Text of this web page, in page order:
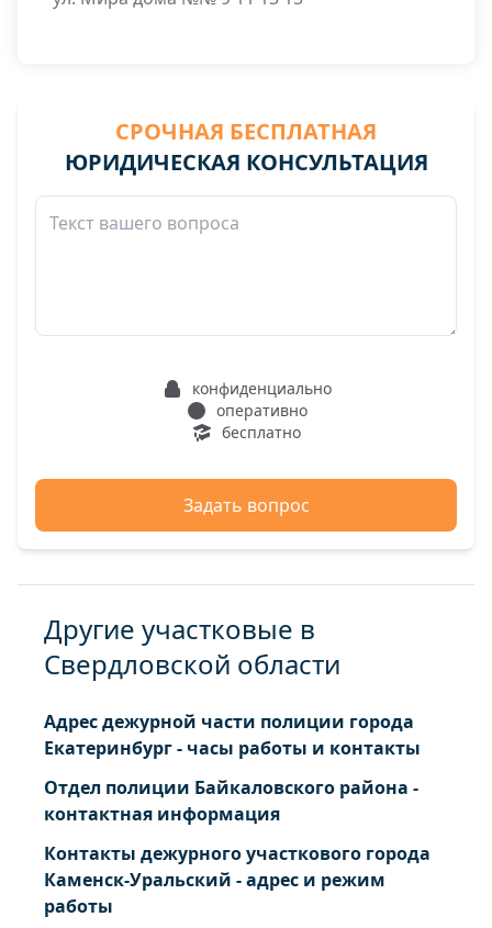
СРОЧНАЯ БЕСПЛАТНАЯ
ЮРИДИЧЕСКАЯ КОНСУЛЬТАЦИЯ
конфиденциально
оперативно
бесплатно
Задать вопрос
Другие участковые в
Свердловской области
Адрес дежурной части полиции города
Екатеринбург - часы работы и контакты
Отдел полиции Байкаловского района -
контактная информация
Контакты дежурного участкового города
Каменск-Уральский - адрес и режим
работы